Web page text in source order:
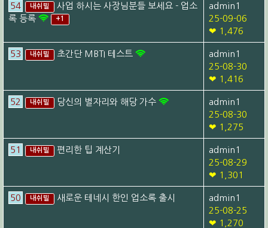
54 내쉬빌
사업 하시는 사장님분들 보세요 - 업소
록 등록
+1
admin1
25-09-06
❤ 1,476
53 내쉬빌 초간단 MBTI 테스트
admin1
25-08-30
❤ 1,416
52 내쉬빌 당신의 별자리와 해당 가수
admin1
25-08-30
❤ 1,275
51 내쉬빌 편리한 팁 계산기
admin1
25-08-29
❤ 1,301
50 내쉬빌 새로운 테네시 한인 업소록 출시
admin1
25-08-25
❤ 1,270